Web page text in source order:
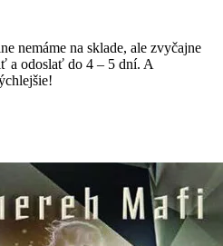
nemáme na sklade, ale zvyčajne
a odoslať do 4 – 5 dní. A